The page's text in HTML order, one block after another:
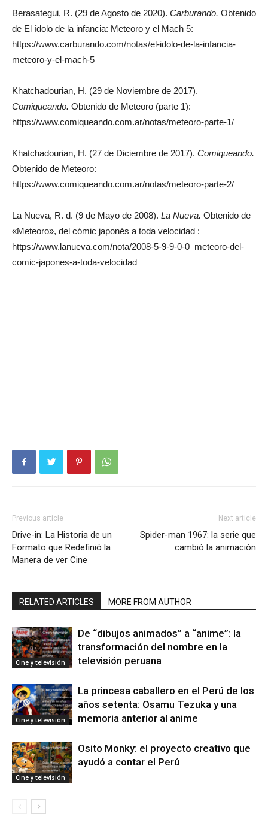
Berasategui, R. (29 de Agosto de 2020). Carburando. Obtenido
de El ídolo de la infancia: Meteoro y el Mach 5:
https://www.carburando.com/notas/el-idolo-de-la-infancia-
meteoro-y-el-mach-5
Khatchadourian, H. (29 de Noviembre de 2017).
Comiqueando. Obtenido de Meteoro (parte 1):
https://www.comiqueando.com.ar/notas/meteoro-parte-1/
Khatchadourian, H. (27 de Diciembre de 2017). Comiqueando.
Obtenido de Meteoro:
https://www.comiqueando.com.ar/notas/meteoro-parte-2/
La Nueva, R. d. (9 de Mayo de 2008). La Nueva. Obtenido de
«Meteoro», del cómic japonés a toda velocidad :
https://www.lanueva.com/nota/2008-5-9-9-0-0–meteoro-del-
comic-japones-a-toda-velocidad
Previous article
Drive-in: La Historia de un
Formato que Redefinió la
Manera de ver Cine
Next article
Spider-man 1967: la serie que
cambió la animación
RELATED ARTICLES MORE FROM AUTHOR
Cine y televisión
De “dibujos animados” a “anime”: la
transformación del nombre en la
televisión peruana
Cine y televisión
La princesa caballero en el Perú de los
años setenta: Osamu Tezuka y una
memoria anterior al anime
Cine y televisión
Osito Monky: el proyecto creativo que
ayudó a contar el Perú